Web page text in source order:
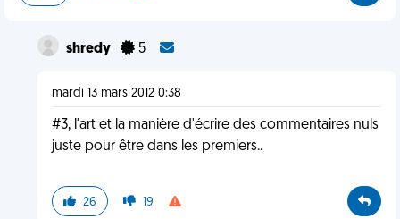
shredy 5
mardi 13 mars 2012 0:38
#3, l'art et la manière d'écrire des commentaires nuls
juste pour être dans les premiers..
26 19